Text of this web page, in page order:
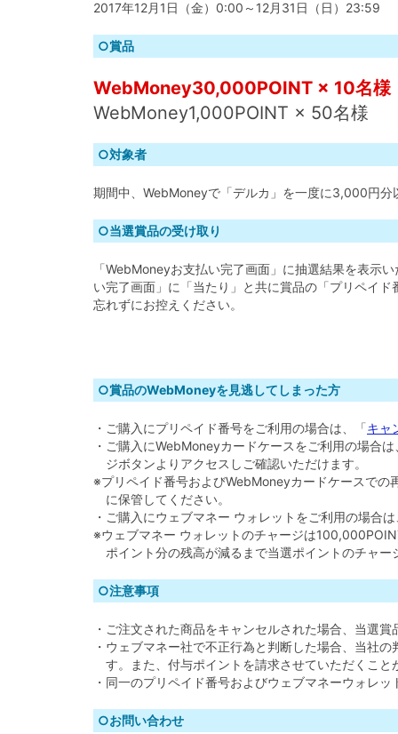
2017年12月1日（金）0:00～12月31日（日）23:59
○賞品
WebMoney30,000POINT × 10名様
WebMoney1,000POINT × 50名様
○対象者
期間中、WebMoneyで「デルカ」を一度に3,000円分
○当選賞品の受け取り
「WebMoneyお支払い完了画面」に抽選結果を表示
い完了画面」に「当たり」と共に賞品の「プリペイド
忘れずにお控えください。
○賞品のWebMoneyを見逃してしまった方
・ご購入にプリペイド番号をご利用の場合は、「キャ
・ご購入にWebMoneyカードケースをご利用の場合
ジボタンよりアクセスしご確認いただけます。
※プリペイド番号およびWebMoneyカードケースで
に保管してください。
・ご購入にウェブマネー ウォレットをご利用の場合
※ウェブマネー ウォレットのチャージは
ポイント分の残高が減るまで当選ポイントのチャ
○注意事項
・ご注文された商品をキャンセルされた場合、当選
・ウェブマネー社で不正行為と判断した場合、当社
す。また、付与ポイントを請求させていただくこと
・同一のプリペイド番号およびウェブマネーウォレ
○お問い合わせ